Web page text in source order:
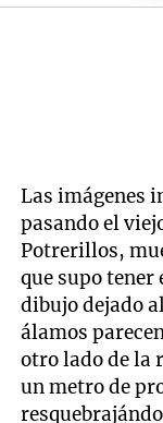
Las imágenes
pasando el
Potrerillos,
que supo tener
dibujo dejado
álamos
otro lado de la
un metro de